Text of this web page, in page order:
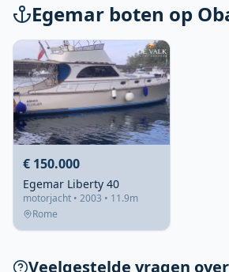
Egemar boten op
€ 150.000
Egemar Liberty 40
motorjacht • 2003 • 11.9m
Rome
Veelgestelde vragen